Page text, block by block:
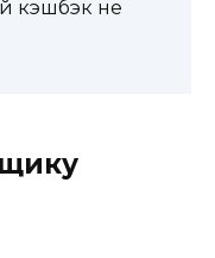
кэшбэк не